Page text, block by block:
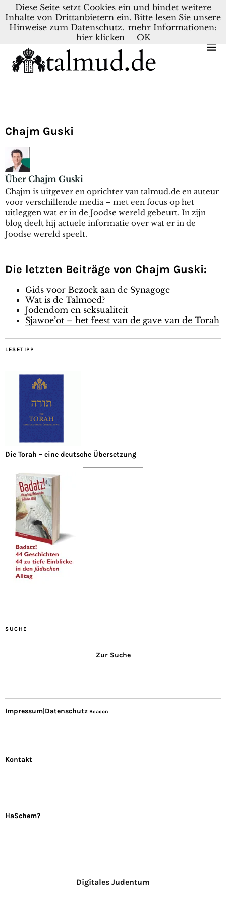
DEUTSCH NEDERLANDS
Chajm Guski
Über Chajm Guski
Chajm is uitgever en oprichter van talmud.de en auteur
voor verschillende media – met een focus op het
uitleggen wat er in de Joodse wereld gebeurt. In zijn
blog deelt hij actuele informatie over wat er in de
Joodse wereld speelt.
Die letzten Beiträge von Chajm Guski:
Gids voor Bezoek aan de Synagoge
Wat is de Talmoed?
Jodendom en seksualiteit
Sjawoe’ot – het feest van de gave van de Torah
LESETIPP
Die Torah – eine deutsche Übersetzung
SUCHE
Zur Suche
Impressum|Datenschutz Beacon
Kontakt
HaSchem?
Digitales Judentum
Diese Seite setzt Cookies ein und bindet weitere
Inhalte von Drittanbietern ein. Bitte lesen Sie unsere
Hinweise zum Datenschutz. mehr Informationen:
hier klicken
OK